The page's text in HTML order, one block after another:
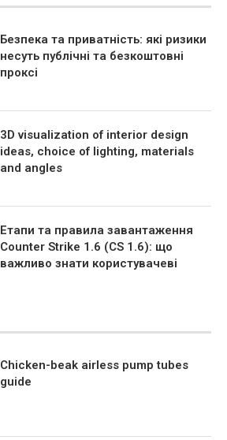
Безпека та приватність: які ризики
несуть публічні та безкоштовні
проксі
3D visualization of interior design
ideas, choice of lighting, materials
and angles
Етапи та правила завантаження
Counter Strike 1.6 (CS 1.6): що
важливо знати користувачеві
Chicken-beak airless pump tubes
guide